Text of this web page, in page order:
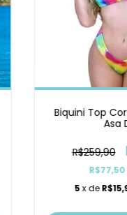
Biquini Top
Asa
R$259,90
R$77,50
5 x de